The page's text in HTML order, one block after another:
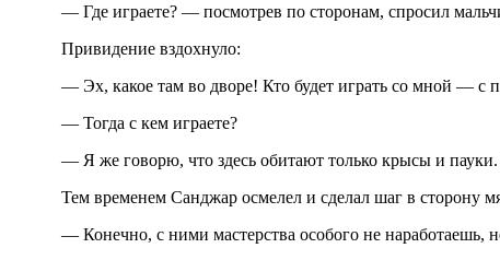
— Где играете? — посмотрев по сторонам, спросил
Привидение вздохнуло:
— Эх, какое там во дворе! Кто будет играть со мной — с
— Тогда с кем играете?
— Я же говорю, что здесь обитают только крысы и пауки.
Тем временем Санджар осмелел и сделал шаг в сторону
— Конечно, с ними мастерства особого не наработаешь, но